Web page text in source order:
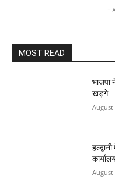
-
MOST READ
भाजपा
खड़गे
August
August